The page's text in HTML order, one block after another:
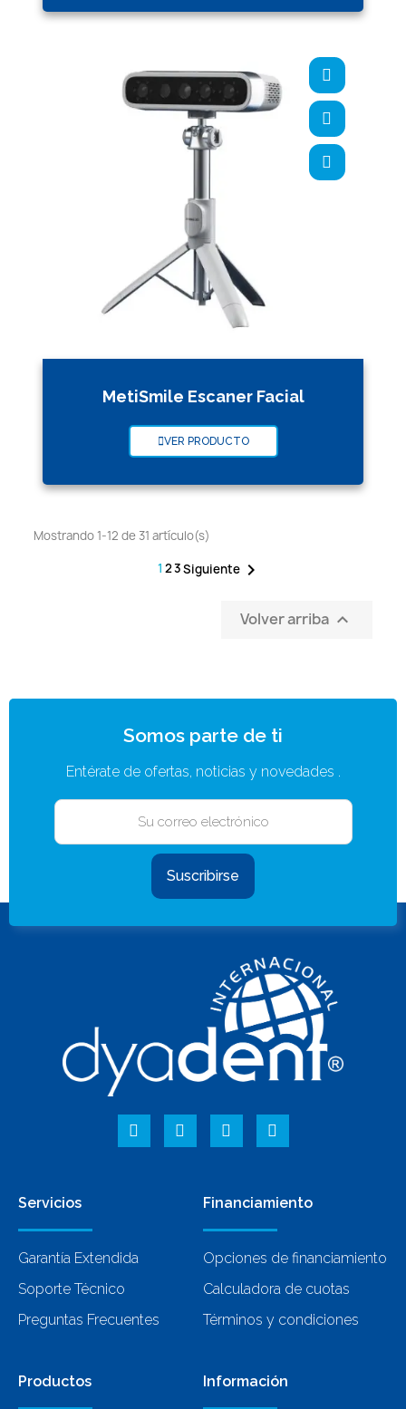
MetiSmile Escaner Facial
VER PRODUCTO
Mostrando 1-12 de 31 artículo(s)
1 23Siguiente 
Volver arriba 
Somos parte de ti
Entérate de ofertas, noticias y novedades .
Suscribirse
Servicios
Garantía Extendida
Soporte Técnico
Preguntas Frecuentes
Financiamiento
Opciones de financiamiento
Calculadora de cuotas
Términos y condiciones
Productos Información